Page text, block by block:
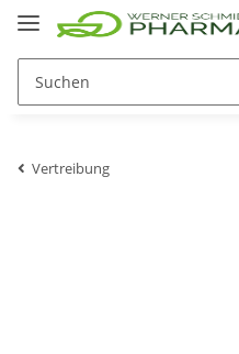
Vertreibung